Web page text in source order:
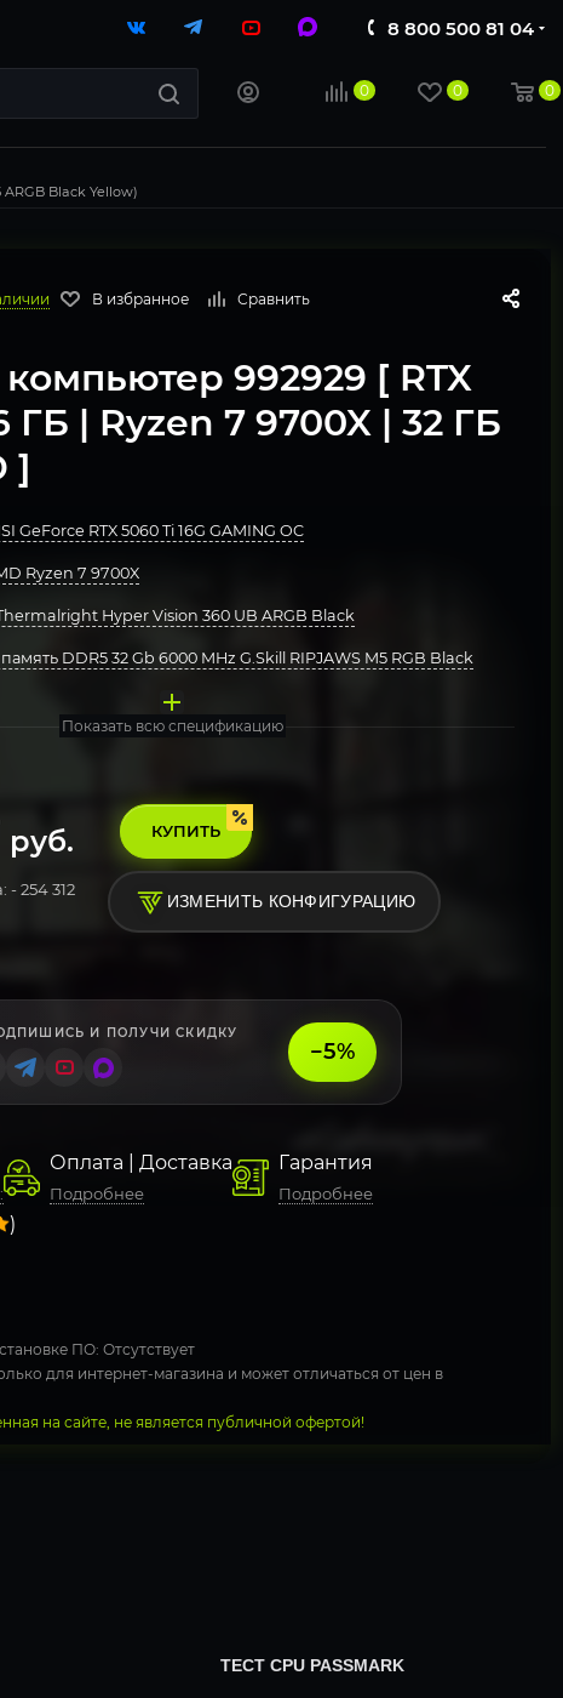
8 800 500 81 04
0 0 0
Black Yellow)
В избранное Сравнить
992929 [ RTX
ГБ | Ryzen 7 9700X | 32 ГБ
]
GeForce RTX 5060 Ti 16G GAMING OC
Ryzen 7 9700X
Hyper Vision 360 UB ARGB Black
DDR5 32 Gb 6000 MHz G.Skill RIPJAWS M5 RGB Black
Показать всю спецификацию
руб.
-254 312
КУПИТЬ
ИЗМЕНИТЬ КОНФИГУРАЦИЮ
И ПОЛУЧИ СКИДКУ
−5%
Оплата | Доставка
Подробнее
Гарантия
Подробнее
)
ПО: Отсутствует
для интернет-магазина и может отличаться от цен в
на сайте, не является публичной офертой!
ТЕСТ CPU PASSMARK